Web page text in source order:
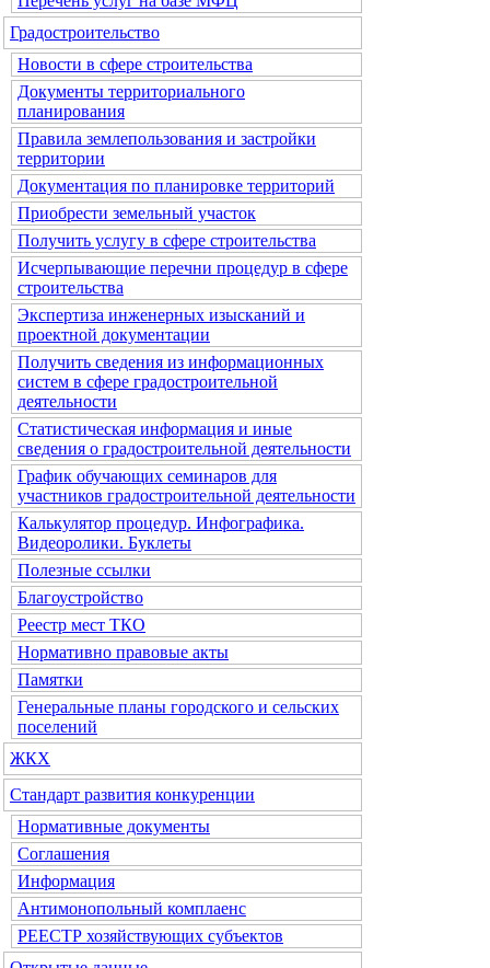
Градостроительство
Новости в сфере строительства
Документы территориального
планирования
Правила землепользования и застройки
территории
Документация по планировке территорий
Приобрести земельный участок
Получить услугу в сфере строительства
Исчерпывающие перечни процедур в сфере
строительства
Экспертиза инженерных изысканий и
проектной документации
Получить сведения из информационных
систем в сфере градостроительной
деятельности
Статистическая информация и иные
сведения о градостроительной деятельности
График обучающих семинаров для
участников градостроительной деятельности
Калькулятор процедур. Инфографика.
Видеоролики. Буклеты
Полезные ссылки
Благоустройство
Реестр мест ТКО
Нормативно правовые акты
Памятки
Генеральные планы городского и сельских
поселений
ЖКХ
Стандарт развития конкуренции
Нормативные документы
Соглашения
Информация
Антимонопольный комплаенс
РЕЕСТР хозяйствующих субъектов